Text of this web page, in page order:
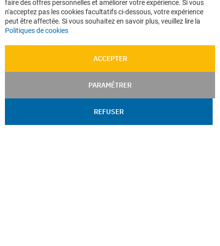
faire des offres personnelles et améliorer votre expérience. Si vous
n'acceptez pas les cookies facultatifs ci-dessous, votre expérience
peut être affectée. Si vous souhaitez en savoir plus, veuillez lire la
Politiques de cookies
ACCEPTER
PARAMÉTRER
REFUSER